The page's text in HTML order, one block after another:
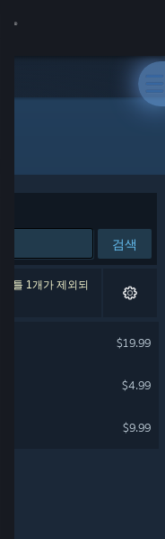
검색
틀 1개가 제외되
$19.99
$4.99
$9.99